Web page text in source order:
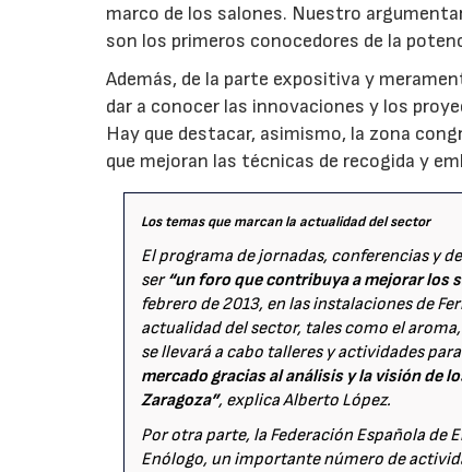
marco de los salones. Nuestro
son los primeros conocedores de la
Además, de la parte expositiva y
dar a conocer las innovaciones y los
Hay que destacar, asimismo, la zona
que mejoran las técnicas de recogida y
Los temas que marcan la actualidad del sector
El programa de jornadas, conferencias y
ser“un foro que contribuya a mejorar los
febrero de 2013, en las instalaciones de
actualidad del sector, tales como el
se llevará a cabo talleres y actividades
mercado gracias al análisis y la visión de
Zaragoza”, explica Alberto López.
Por otra parte, la Federación Española de
Enólogo, un importante número de